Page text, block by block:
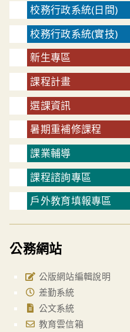
校務行政系統(日間)
校務行政系統(實技)
新生專區
課程計畫
選課資訊
暑期重補修課程
課業輔導
課程諮詢專區
戶外教育填報專區
公務網站
公版網站編輯說明
差勤系統
公文系統
教育雲信箱